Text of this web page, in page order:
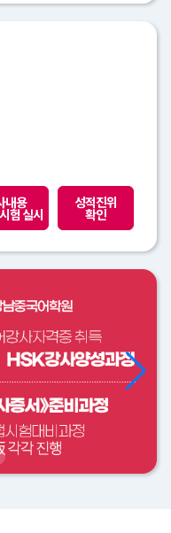
내용
험 실시
성적진위
확인